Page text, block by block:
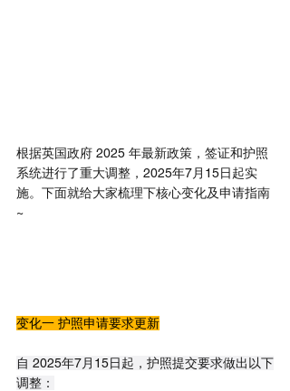
根据英国政府 2025 年最新政策，签证和护照
系统进行了重大调整，2025年7月15日起实
施。下面就给大家梳理下核心变化及申请指南
~
变化一 护照申请要求更新
自 2025年7月15日起，护照提交要求做出以下
调整：